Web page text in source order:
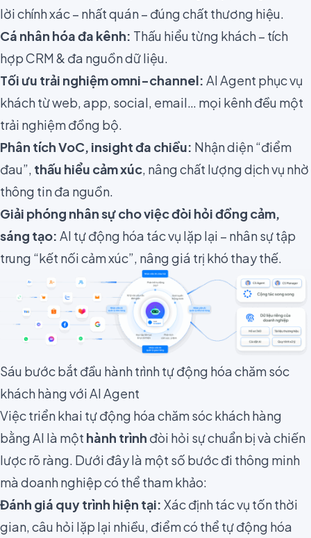
lời chính xác – nhất quán – đúng chất thương hiệu.
Cá nhân hóa đa kênh: Thấu hiểu từng khách – tích
hợp CRM & đa nguồn dữ liệu.
Tối ưu trải nghiệm omni-channel: AI Agent phục vụ
khách từ web, app, social, email… mọi kênh đều một
trải nghiệm đồng bộ.
Phân tích VoC, insight đa chiều: Nhận diện “điểm
đau”, thấu hiểu cảm xúc, nâng chất lượng dịch vụ nhờ
thông tin đa nguồn.
Giải phóng nhân sự cho việc đòi hỏi đồng cảm,
sáng tạo: AI tự động hóa tác vụ lặp lại – nhân sự tập
trung “kết nối cảm xúc”, nâng giá trị khó thay thế.
Sáu bước bắt đầu hành trình tự động hóa chăm sóc
khách hàng với AI Agent
Việc triển khai tự động hóa chăm sóc khách hàng
bằng AI là một hành trình đòi hỏi sự chuẩn bị và chiến
lược rõ ràng. Dưới đây là một số bước đi thông minh
mà doanh nghiệp có thể tham khảo:
Đánh giá quy trình hiện tại: Xác định tác vụ tốn thời
gian, câu hỏi lặp lại nhiều, điểm có thể tự động hóa